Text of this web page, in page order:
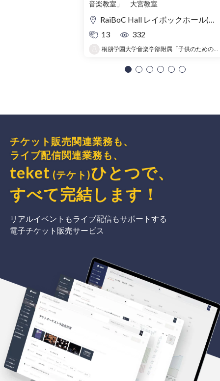
の旅〜
音楽教室」 大宮教室
RaiBoC Hall レイボックホール(市民会館おおみや) 5F リハーサルルーム・レクリエーションルーム
13
332
桐朋学園大学音楽学部附属「子供のための音楽教室 」大宮教室
チケット販売関連業務も、
ライブ配信関連業務も、
teket (テケト)ひとつで、
すべて完結 します ！
リアルイベントもライブ配信もサポートする
電子チケット販売サービス